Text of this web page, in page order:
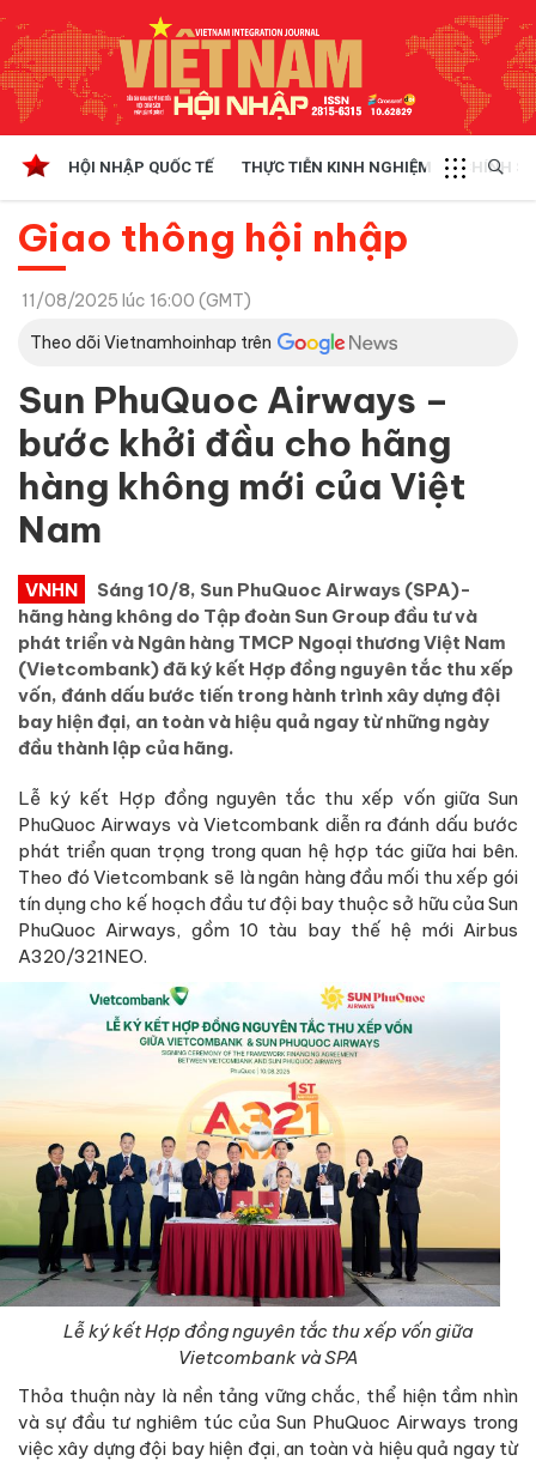
HỘI NHẬP QUỐC TẾ THỰC TIỄN KINH NGHIỆM CHÍNH
Giao thông hội nhập
11/08/2025 lúc 16:00 (GMT)
Theo dõi Vietnamhoinhap trên
Sun PhuQuoc Airways –
bước khởi đầu cho hãng
hàng không mới của Việt
Nam
VNHN
Sáng 10/8, Sun PhuQuoc Airways (SPA)-
hãng hàng không do Tập đoàn Sun Group đầu tư và
phát triển và Ngân hàng TMCP Ngoại thương Việt Nam
(Vietcombank) đã ký kết Hợp đồng nguyên tắc thu xếp
vốn, đánh dấu bước tiến trong hành trình xây dựng đội
bay hiện đại, an toàn và hiệu quả ngay từ những ngày
đầu thành lập của hãng.
Lễ ký kết Hợp đồng nguyên tắc thu xếp vốn giữa Sun
PhuQuoc Airways và Vietcombank diễn ra đánh dấu bước
phát triển quan trọng trong quan hệ hợp tác giữa hai bên.
Theo đó Vietcombank sẽ là ngân hàng đầu mối thu xếp gói
tín dụng cho kế hoạch đầu tư đội bay thuộc sở hữu của Sun
PhuQuoc Airways, gồm 10 tàu bay thế hệ mới Airbus
A320/321NEO.
Lễ ký kết Hợp đồng nguyên tắc thu xếp vốn giữa
Vietcombank và SPA
Thỏa thuận này là nền tảng vững chắc, thể hiện tầm nhìn
và sự đầu tư nghiêm túc của Sun PhuQuoc Airways trong
việc xây dựng đội bay hiện đại, an toàn và hiệu quả ngay từ